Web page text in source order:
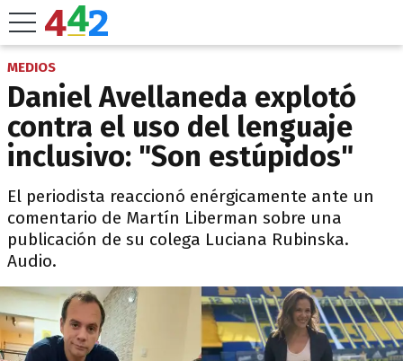
MEDIOS
Daniel Avellaneda explotó
contra el uso del lenguaje
inclusivo: "Son estúpidos"
El periodista reaccionó enérgicamente ante un
comentario de Martín Liberman sobre una
publicación de su colega Luciana Rubinska.
Audio.